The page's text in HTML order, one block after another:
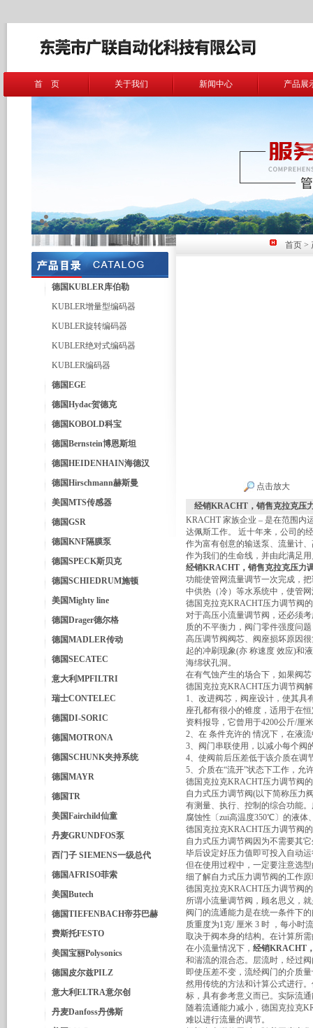
首 页 关于我们 新闻中心 产品展
德国KUBLER库伯勒
KUBLER增量型编码器
KUBLER旋转编码器
KUBLER绝对式编码器
KUBLER编码器
德国EGE
德国Hydac贺德克
德国KOBOLD科宝
德国Bernstein博恩斯坦
德国HEIDENHAIN海德汉
德国Hirschmann赫斯曼
美国MTS传感器
德国GSR
德国KNF隔膜泵
德国SPECK斯贝克
德国SCHIEDRUM施顿
美国Mighty line
德国Drager德尔格
德国MADLER传动
德国SECATEC
意大利MPFILTRI
瑞士CONTELEC
德国DI-SORIC
德国MOTRONA
德国SCHUNK夹持系统
德国MAYR
德国TR
美国Fairchild仙童
丹麦GRUNDFOS泵
西门子 SIEMENS一级总代
德国AFRISO菲索
美国Butech
德国TIEFENBACH帝芬巴赫
费斯托FESTO
美国宝丽Polysonics
德国皮尔兹PILZ
意大利ELTRA意尔创
丹麦Danfoss丹佛斯
首页 >
点击放大
经销KRACHT，销售克拉克压
KRACHT 家族企业 – 是在范围内
达佩斯工作。 近十年来，公司的
作为富有创意的输送泵、流量计
作为我们的生命线，并由此满足
经销KRACHT，销售克拉克压力
功能使管网流量调节一次完成，
中供热（冷）等水系统中，使管
德国克拉克KRACHT压力调节阀
对于高压小流量调节阀，还必须
质的不平衡力，阀门零件强度问
高压调节阀阀芯、阀座损坏原因
起的冲刷现象(亦 称速度 效应)和
海绵状孔洞。
在有气蚀产生的场合下，如果阀
德国克拉克KRACHT压力调节阀
1、改进阀芯，阀座设计，使其具
座孔都有很小的锥度，适用于在
资料报导，它曾用于4200公斤/厘
2、在 条件充许的 情况下，在液
3、阀门串联使用，以减小每个阀
4、使阀前后压差低于该介质在调
5、介质在“流开”状态下工作，允
德国克拉克KRACHT压力调节阀
自力式压力调节阀(以下简称压力
有测量、执行、控制的综合功能
腐蚀性〔zui高温度350℃〕的液体
德国克拉克KRACHT压力调节阀
自力式压力调节阀因为不需要其
毕后设定好压力值即可投入自动
但在使用过程中，一定要注意选
细了解自力式压力调节阀的工作
德国克拉克KRACHT压力调节阀
所谓小流量调节阀，顾名思义，
阀门的流通能力是在统一条件下
质重度为1克/ 厘米 3 时 ，每小时
取决于阀本身的结构。在计算所
在小流量情况下， 经销KRACHT
和湍流的混合态。层流时，经过
即使压差不变，流经阀门的介质
然用传统的方法和计算公式进行
标，具有参考意义而已。实际流
随着流通能力减小，德国克拉克
难以进行流量的调节。